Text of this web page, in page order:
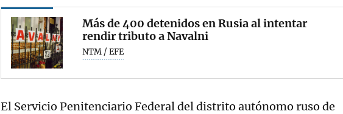
Más de 400 detenidos en Rusia al intentar
rendir tributo a Navalni
NTM / EFE
El Servicio Penitenciario Federal del distrito autónomo ruso de